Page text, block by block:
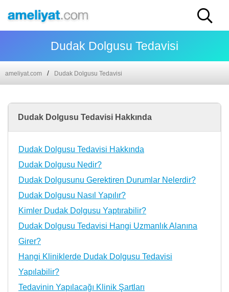
Dudak Dolgusu Tedavisi
ameliyat.com Dudak Dolgusu Tedavisi
Dudak Dolgusu Tedavisi Hakkında
Dudak Dolgusu Tedavisi Hakkında
Dudak Dolgusu Nedir?
Dudak Dolgusunu Gerektiren Durumlar Nelerdir?
Dudak Dolgusu Nasıl Yapılır?
Kimler Dudak Dolgusu Yaptırabilir?
Dudak Dolgusu Tedavisi Hangi Uzmanlık Alanına
Girer?
Hangi Kliniklerde Dudak Dolgusu Tedavisi
Yapılabilir?
Tedavinin Yapılacağı Klinik Şartları